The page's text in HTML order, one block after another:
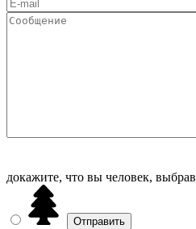
докажите, что вы человек, выбрав